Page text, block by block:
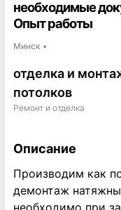
необходимые
Опыт работы
Минск ▪
отделка и
потолков
Ремонт и отделка
Описание
Производим как
демонтаж
необходимо при